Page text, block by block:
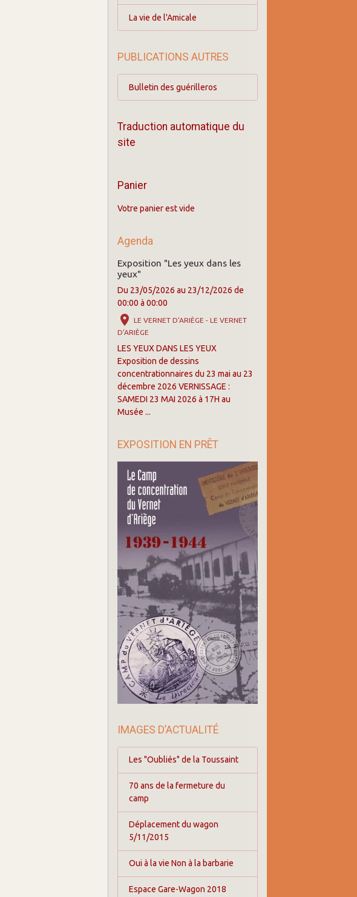
La vie de l'Amicale
PUBLICATIONS AUTRES
Bulletin des guérilleros
Traduction automatique du
site
Panier
Votre panier est vide
Agenda
Exposition "Les yeux dans les
yeux"
Du 23/05/2026 au 23/12/2026 de
00:00 à 00:00
LE VERNET D'ARIÈGE - LE VERNET
D'ARIÈGE
LES YEUX DANS LES YEUX
Exposition de dessins
concentrationnaires du 23 mai au 23
décembre 2026 VERNISSAGE :
SAMEDI 23 MAI 2026 à 17H au
Musée ...
EXPOSITION EN PRÊT
IMAGES D’ACTUALITÉ
Les "Oubliés" de la Toussaint
70 ans de la fermeture du
camp
Déplacement du wagon
5/11/2015
Oui à la vie Non à la barbarie
Espace Gare-Wagon 2018